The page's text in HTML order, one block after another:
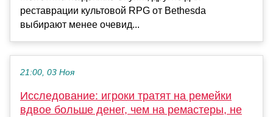
реставрации культовой RPG от Bethesda
выбирают менее очевид...
21:00, 03 Ноя
Исследование: игроки тратят на ремейки
вдвое больше денег, чем на ремастеры, не